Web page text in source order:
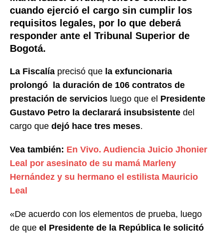
cuando ejerció el cargo sin cumplir los
requisitos legales, por lo que deberá
responder ante el Tribunal Superior de
Bogotá.
La Fiscalía precisó que la exfuncionaria
prolongó la duración de 106 contratos de
prestación de servicios luego que el Presidente
Gustavo Petro la declarará insubsistente del
cargo que dejó hace tres meses.
Vea también: En Vivo. Audiencia Juicio Jhonier
Leal por asesinato de su mamá Marleny
Hernández y su hermano el estilista Mauricio
Leal
«De acuerdo con los elementos de prueba, luego
de que el Presidente de la República le solicitó